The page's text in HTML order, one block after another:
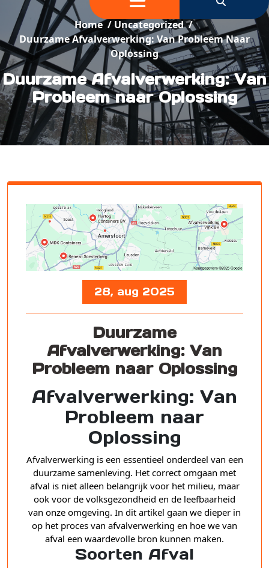
Home/ Uncategorized/
Duurzame Afvalverwerking: Van Probleem Naar
Oplossing
Duurzame Afvalverwerking: Van
Probleem naar Oplossing
28, aug 2025
Duurzame
Afvalverwerking: Van
Probleem naar Oplossing
Afvalverwerking: Van
Probleem naar
Oplossing
Afvalverwerking is een essentieel onderdeel van een
duurzame samenleving. Het correct omgaan met
afval is niet alleen belangrijk voor het milieu, maar
ook voor de volksgezondheid en de leefbaarheid
van onze omgeving. In dit artikel gaan we dieper in
op het proces van afvalverwerking en hoe we van
afval een waardevolle bron kunnen maken.
Soorten Afval